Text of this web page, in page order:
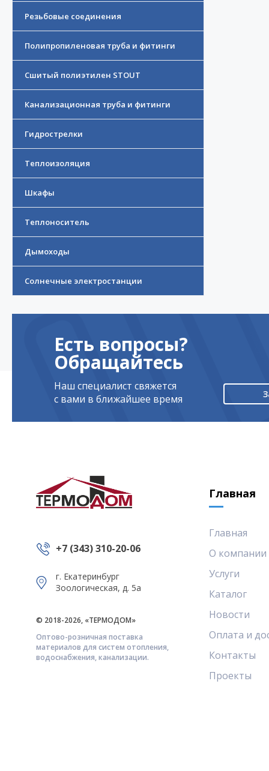
Резьбовые соединения
Полипропиленовая труба и фитинги
Сшитый полиэтилен STOUT
Канализационная труба и фитинги
Гидрострелки
Теплоизоляция
Шкафы
Теплоноситель
Дымоходы
Солнечные электростанции
Есть вопросы?
Обращайтесь
Наш специалист свяжется
с вами в ближайшее время
Главная
+7 (343) 310-20-06
г. Екатеринбург
Зоологическая, д. 5а
© 2018-2026, «ТЕРМОДОМ»
Оптово-розничная поставка
материалов для систем отопления,
водоснабжения, канализации.
Главная
О компании
Услуги
Каталог
Новости
Оплата и
Контакты
Проекты